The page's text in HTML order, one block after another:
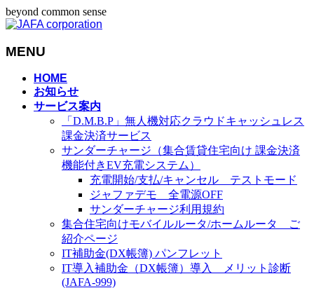
beyond common sense
MENU
HOME
お知らせ
サービス案内
「D.M.B.P」無人機対応クラウドキャッシュレス
課金決済サービス
サンダーチャージ（集合賃貸住宅向け 課金決済
機能付きEV充電システム）
充電開始/支払/キャンセル テストモード
ジャファデモ 全電源OFF
サンダーチャージ利用規約
集合住宅向けモバイルルータ/ホームルータ ご
紹介ページ
IT補助金(DX帳簿) パンフレット
IT導入補助金（DX帳簿）導入 メリット診断
(JAFA-999)